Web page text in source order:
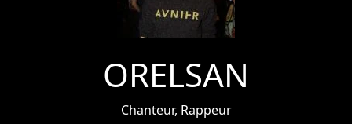
ORELSAN
Chanteur, Rappeur